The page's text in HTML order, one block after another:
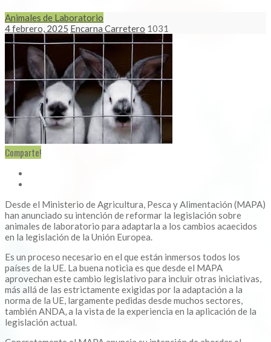
Animales de Laboratorio
4 febrero, 2025 Encarna Carretero 1031
Comparte!
Desde el Ministerio de Agricultura, Pesca y Alimentación (MAPA)
han anunciado su intención de reformar la legislación sobre
animales de laboratorio para adaptarla a los cambios acaecidos
en la legislación de la Unión Europea.
Es un proceso necesario en el que están inmersos todos los
países de la UE. La buena noticia es que desde el MAPA
aprovechan este cambio legislativo para incluir otras iniciativas,
más allá de las estrictamente exigidas por la adaptación a la
norma de la UE, largamente pedidas desde muchos sectores,
también ANDA, a la vista de la experiencia en la aplicación de la
legislación actual.